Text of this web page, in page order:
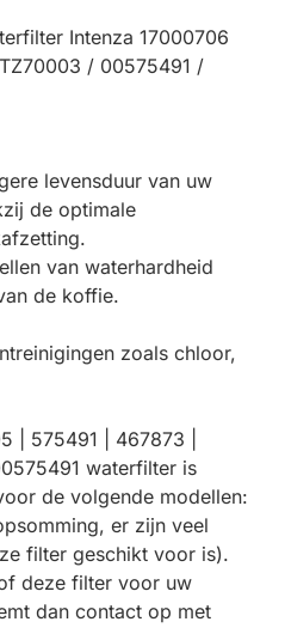
Intenza 17000706
/ 00575491 /
levensduur van uw
de optimale
van waterhardheid
de koffie.
zoals chloor,
| 575491 | 467873 |
waterfilter is
de volgende modellen:
er zijn veel
filter geschikt voor is).
deze filter voor uw
dan contact op met